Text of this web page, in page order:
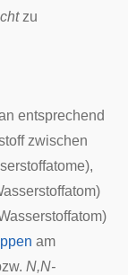
zu
entsprechend
zwischen
am
N,N-